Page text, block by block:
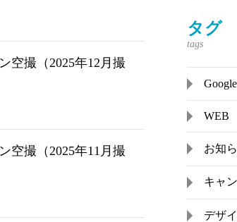
空撮（2025年12月撮
空撮（2025年11月撮
タグ
WEB
お知
キャ
デザ